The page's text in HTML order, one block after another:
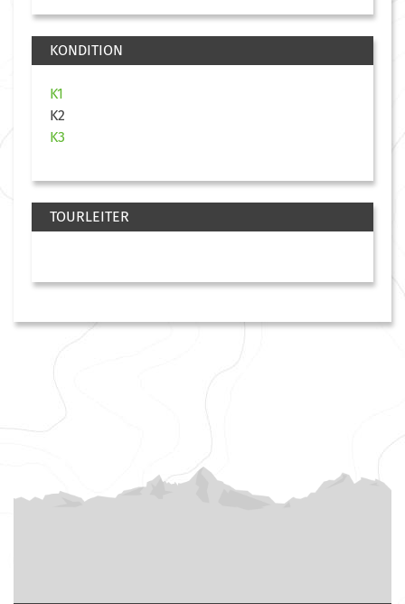
KONDITION
K1
K2
K3
TOURLEITER